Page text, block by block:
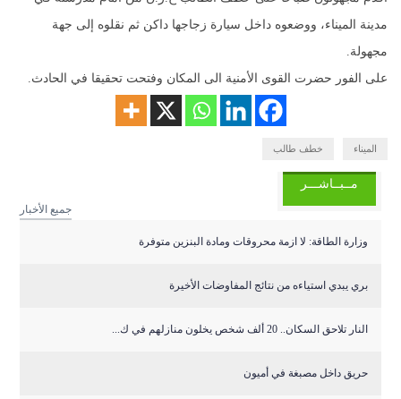
مدينة الميناء، ووضعوه داخل سيارة زجاجها داكن ثم نقلوه إلى جهة
مجهولة.
على الفور حضرت القوى الأمنية الى المكان وفتحت تحقيقا في الحادث.
الميناء خطف طالب
مــبــاشـــر
جميع الأخبار
وزارة الطاقة: لا ازمة محروقات ومادة البنزين متوفرة
بري يبدي استياءه من نتائج المفاوضات الأخيرة
النار تلاحق السكان.. 20 ألف شخص يخلون منازلهم في ك...
حريق داخل مصبغة في أميون